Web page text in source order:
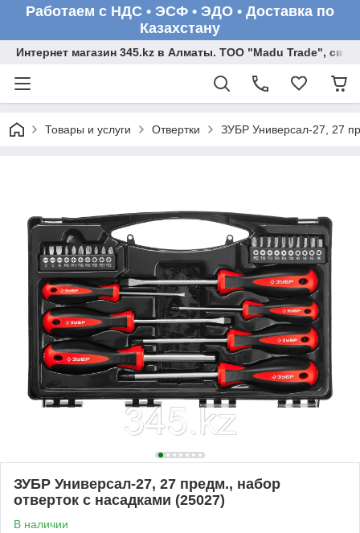
Работаем с НДС • ЭСФ • ЭДО • Доставка по
Казахстану
Интернет магазин 345.kz в Алматы. ТОО "Madu Trade",
Товары и услуги Отвертки ЗУБР Универсал-27, 27
ЗУБР Универсал-27, 27 предм., набор
отверток с насадками (25027)
В наличии